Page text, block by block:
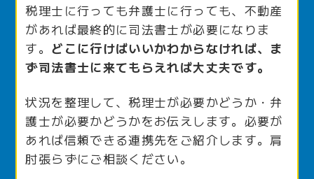
税理士に行っても弁護士に行っても、不動産
があれば最終的に司法書士が必要になりま
す。 どこに行けばいいかわからなければ、ま
ず司法書士に来てもらえれば大丈夫です。
状況を整理して、税理士が必要かどうか・弁
護士が必要かどうかをお伝えします。必要が
あれば信頼できる連携先をご紹介します。肩
肘張らずにご相談ください。